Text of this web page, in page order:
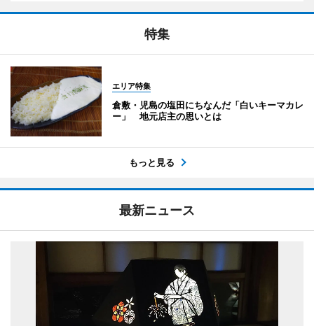
特集
エリア特集
倉敷・児島の塩田にちなんだ「白いキーマカレ
ー」 地元店主の思いとは
もっと見る
最新ニュース